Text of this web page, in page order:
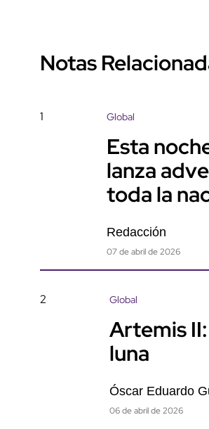
Notas
1 Global
Esta
lanza
toda la
Redacción
07 de abril de 2026
2 Global
Artemis
luna
Óscar Eduardo
06 de abril de 2026